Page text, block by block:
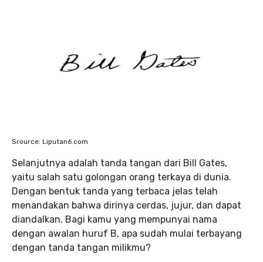
Srource: Liputan6.com
Selanjutnya adalah tanda tangan dari Bill Gates,
yaitu salah satu golongan orang terkaya di dunia.
Dengan bentuk tanda yang terbaca jelas telah
menandakan bahwa dirinya cerdas, jujur, dan dapat
diandalkan. Bagi kamu yang mempunyai nama
dengan awalan huruf B, apa sudah mulai terbayang
dengan tanda tangan milikmu?